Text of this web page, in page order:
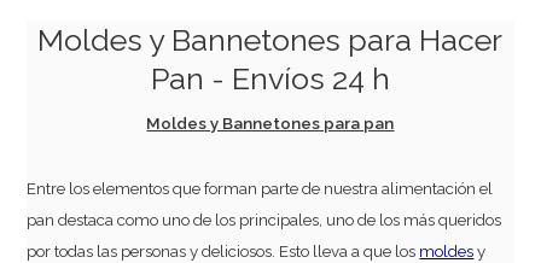
Moldes y Bannetones para Hacer
Pan - Envíos 24 h
Moldes y Bannetones para pan
Entre los elementos que forman parte de nuestra alimentación el
pan destaca como uno de los principales, uno de los más queridos
por todas las personas y deliciosos. Esto lleva a que los moldesy